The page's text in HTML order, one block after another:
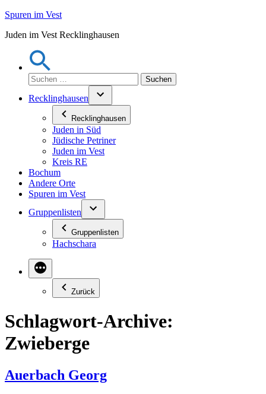
Zum
springen
Spuren im Vest
Juden im Vest Recklinghausen
Suchen
nach:
Recklinghausen
Recklinghausen
Juden in Süd
Jüdische Petriner
Juden im Vest
Kreis RE
Bochum
Andere Orte
Spuren im Vest
Gruppenlisten
Gruppenlisten
Hachschara
Zurück
Schlagwort-Archive:
Zwieberge
Auerbach Georg